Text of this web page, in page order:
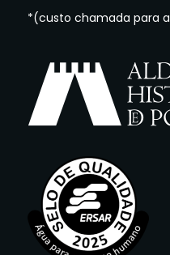
*(custo chamada para